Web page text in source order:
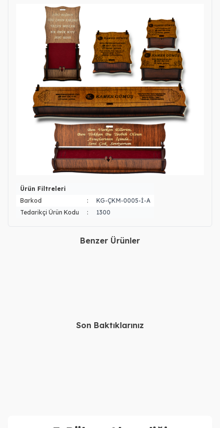
Ürün Filtreleri
Barkod
:
KG-ÇKM-0005-İ-A
Tedarikçi Ürün Kodu
: 1300
Benzer Ürünler
Son Baktıklarınız